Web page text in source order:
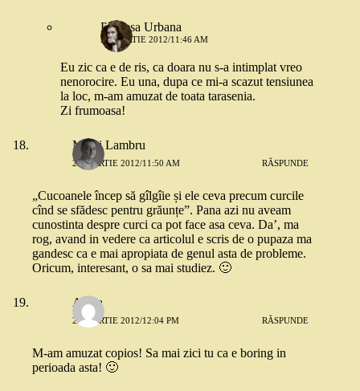
Printesa Urbana
22 MARTIE 2012/11:46 AM
Eu zic ca e de ris, ca doara nu s-a intimplat vreo
nenorocire. Eu una, dupa ce mi-a scazut tensiunea
la loc, m-am amuzat de toata tarasenia.
Zi frumoasa!
Mihai Lambru
22 MARTIE 2012/11:50 AM RĂSPUNDE
„Cucoanele încep să gîlgîie și ele ceva precum curcile
cînd se sfădesc pentru grăunțe”. Pana azi nu aveam
cunostinta despre curci ca pot face asa ceva. Da’, ma
rog, avand in vedere ca articolul e scris de o pupaza ma
gandesc ca e mai apropiata de genul asta de probleme.
Oricum, interesant, o sa mai studiez. 🙂
Adela
22 MARTIE 2012/12:04 PM RĂSPUNDE
M-am amuzat copios! Sa mai zici tu ca e boring in
perioada asta! 🙂